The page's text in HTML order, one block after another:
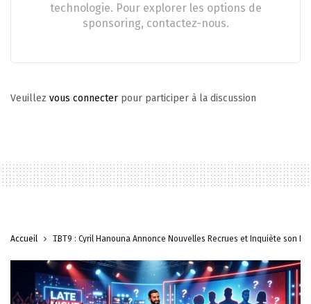
technologie. Pour explorer les options de
sponsoring, contactez-nous.
Veuillez vous connecter pour participer à la discussion
Accueil TBT9 : Cyril Hanouna Annonce Nouvelles Recrues et Inquiète son